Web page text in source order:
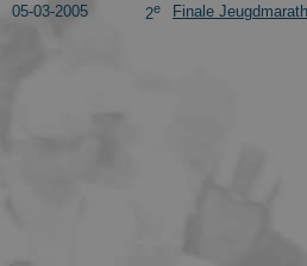
05-03-2005
2e Finale